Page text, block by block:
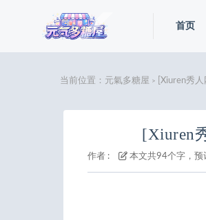
首页
当前位置： 元氣多糖屋 > [Xiuren秀
[Xiuren
作者 : 本文共94个字，预